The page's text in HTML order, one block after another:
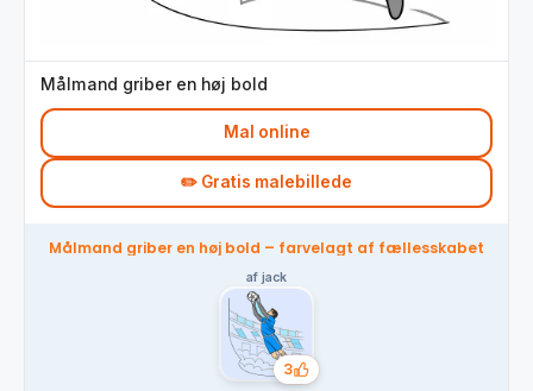
Målmand griber en høj bold
Mal online
✏️ Gratis malebillede
Målmand griber en høj bold – farvelagt af fællesskabet
af jack
3
Likes